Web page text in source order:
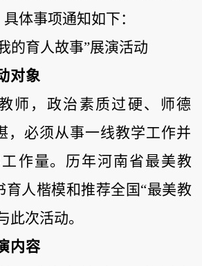
体事项通知如下：
的育人故事”展演活动
对象
师，政治素质过硬、 师德
，必须从事一线教学工作并
作量。历年河南省最美教
育人楷模和推荐全国“最美教
此次活动。
内容